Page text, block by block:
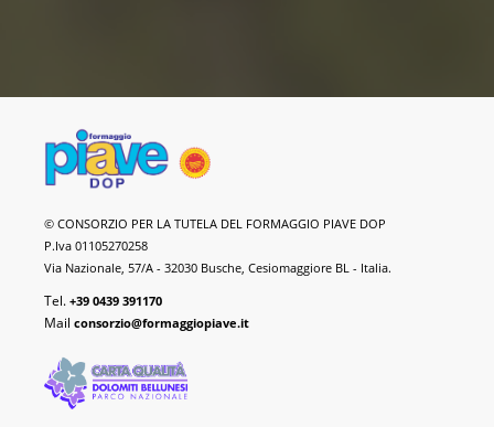
Formaggio
Piave
DOP
© CONSORZIO PER LA TUTELA DEL FORMAGGIO PIAVE DOP
P.Iva 01105270258
Via Nazionale, 57/A - 32030 Busche, Cesiomaggiore BL - Italia.
Tel. +39 0439 391170
Mail consorzio@formaggiopiave.it